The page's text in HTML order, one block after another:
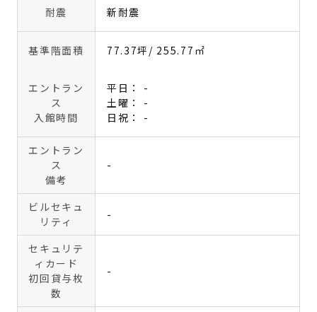
耐震 新耐震
基準階面積 77.37坪 / 255.77㎡
エントラン
ス
入館時間
平日： -
土曜： -
日祝： -
エントラン
ス
備考
-
ビルセキュ
リティ
-
セキュリテ
ィカード
初回貸与枚
数
-